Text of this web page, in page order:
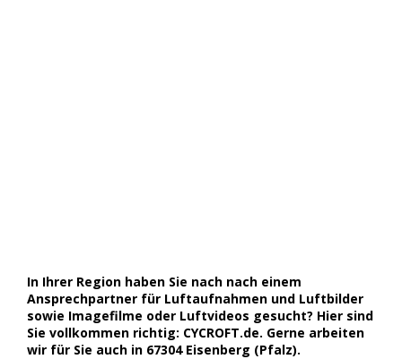
In Ihrer Region haben Sie nach nach einem
Ansprechpartner für Luftaufnahmen und Luftbilder
sowie Imagefilme oder Luftvideos gesucht? Hier sind
Sie vollkommen richtig: CYCROFT.de. Gerne arbeiten
wir für Sie auch in 67304 Eisenberg (Pfalz).